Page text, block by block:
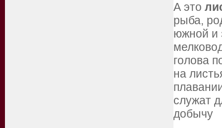
А это
рыба,
южной и
голова
на
служат
добычу